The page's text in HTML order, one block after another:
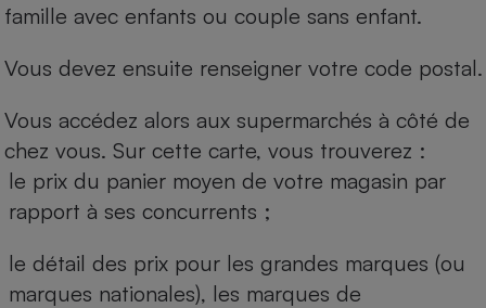
famille avec enfants ou couple sans enfant.
Vous devez ensuite renseigner votre code postal.
Vous accédez alors aux supermarchés à côté de
chez vous. Sur cette carte, vous trouverez :
le prix du panier moyen de votre magasin par
rapport à ses concurrents ;
le détail des prix pour les grandes marques (ou
marques nationales), les marques de